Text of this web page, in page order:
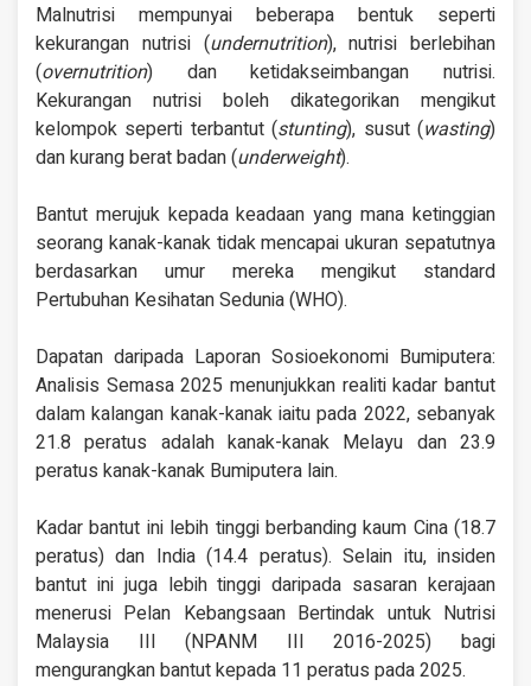
Malnutrisi mempunyai beberapa bentuk seperti
kekurangan nutrisi (undernutrition), nutrisi berlebihan
(overnutrition) dan ketidakseimbangan nutrisi.
Kekurangan nutrisi boleh dikategorikan mengikut
kelompok seperti terbantut (stunting), susut (wasting)
dan kurang berat badan (underweight).
Bantut merujuk kepada keadaan yang mana ketinggian
seorang kanak-kanak tidak mencapai ukuran sepatutnya
berdasarkan umur mereka mengikut standard
Pertubuhan Kesihatan Sedunia (WHO).
Dapatan daripada Laporan Sosioekonomi Bumiputera:
Analisis Semasa 2025 menunjukkan realiti kadar bantut
dalam kalangan kanak-kanak iaitu pada 2022, sebanyak
21.8 peratus adalah kanak-kanak Melayu dan 23.9
peratus kanak-kanak Bumiputera lain.
Kadar bantut ini lebih tinggi berbanding kaum Cina (18.7
peratus) dan India (14.4 peratus). Selain itu, insiden
bantut ini juga lebih tinggi daripada sasaran kerajaan
menerusi Pelan Kebangsaan Bertindak untuk Nutrisi
Malaysia III (NPANM III 2016-2025) bagi
mengurangkan bantut kepada 11 peratus pada 2025.